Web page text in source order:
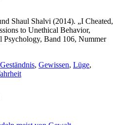
Shaul Shalvi (2014). „I Cheated,
to Unethical Behavior,
Psychology, Band 106, Nummer
Geständnis, Gewissen, Lüge,